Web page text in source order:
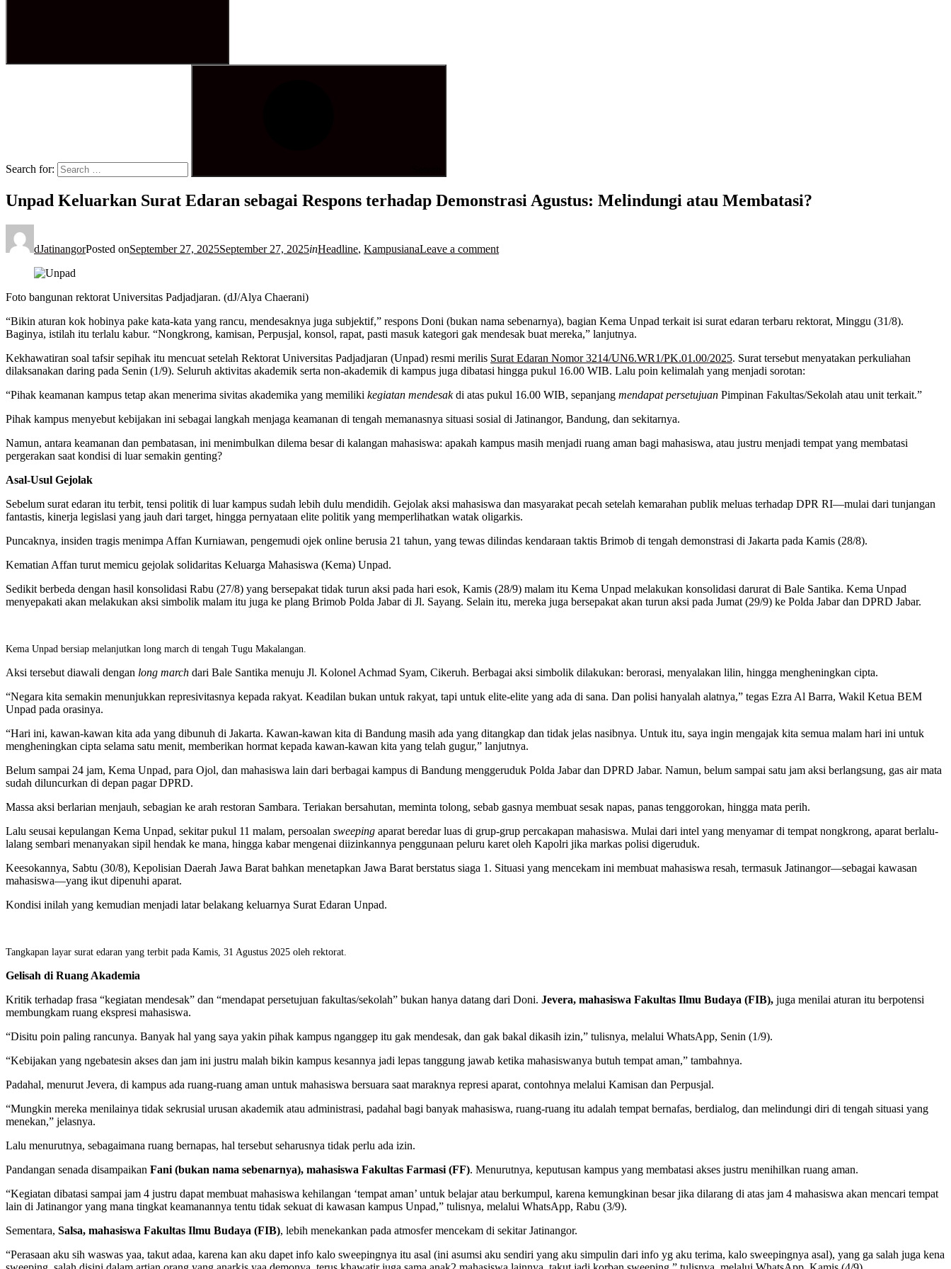
Search for:
Unpad Keluarkan Surat Edaran sebagai Respons terhadap Demonstrasi Agustus: Melindungi atau Membatasi?
dJatinangorPosted onSeptember 27, 2025September 27, 2025inHeadline, KampusianaLeave a comment
Foto bangunan rektorat Universitas Padjadjaran. (dJ/Alya Chaerani)
“Bikin aturan kok hobinya pake kata-kata yang rancu, mendesaknya juga subjektif,” respons Doni (bukan nama sebenarnya), bagian Kema Unpad terkait isi surat edaran terbaru rektorat, Minggu (31/8).
Baginya, istilah itu terlalu kabur. “Nongkrong, kamisan, Perpusjal, konsol, rapat, pasti masuk kategori gak mendesak buat mereka,” lanjutnya.
Kekhawatiran soal tafsir sepihak itu mencuat setelah Rektorat Universitas Padjadjaran (Unpad) resmi merilis Surat Edaran Nomor 3214/UN6.WR1/PK.01.00/2025. Surat tersebut menyatakan perkuliahan
dilaksanakan daring pada Senin (1/9). Seluruh aktivitas akademik serta non-akademik di kampus juga dibatasi hingga pukul 16.00 WIB. Lalu poin kelimalah yang menjadi sorotan:
“Pihak keamanan kampus tetap akan menerima sivitas akademika yang memiliki kegiatan mendesakdi atas pukul 16.00 WIB, sepanjang mendapat persetujuan Pimpinan Fakultas/Sekolah atau unit terkait.”
Pihak kampus menyebut kebijakan ini sebagai langkah menjaga keamanan di tengah memanasnya situasi sosial di Jatinangor, Bandung, dan sekitarnya.
Namun, antara keamanan dan pembatasan, ini menimbulkan dilema besar di kalangan mahasiswa: apakah kampus masih menjadi ruang aman bagi mahasiswa, atau justru menjadi tempat yang membatasi
pergerakan saat kondisi di luar semakin genting?
Asal-Usul Gejolak
Sebelum surat edaran itu terbit, tensi politik di luar kampus sudah lebih dulu mendidih. Gejolak aksi mahasiswa dan masyarakat pecah setelah kemarahan publik meluas terhadap DPR RI—mulai dari tunjangan
fantastis, kinerja legislasi yang jauh dari target, hingga pernyataan elite politik yang memperlihatkan watak oligarkis.
Puncaknya, insiden tragis menimpa Affan Kurniawan, pengemudi ojek online berusia 21 tahun, yang tewas dilindas kendaraan taktis Brimob di tengah demonstrasi di Jakarta pada Kamis (28/8).
Kematian Affan turut memicu gejolak solidaritas Keluarga Mahasiswa (Kema) Unpad.
Sedikit berbeda dengan hasil konsolidasi Rabu (27/8) yang bersepakat tidak turun aksi pada hari esok, Kamis (28/9) malam itu Kema Unpad melakukan konsolidasi darurat di Bale Santika. Kema Unpad
menyepakati akan melakukan aksi simbolik malam itu juga ke plang Brimob Polda Jabar di Jl. Sayang. Selain itu, mereka juga bersepakat akan turun aksi pada Jumat (29/9) ke Polda Jabar dan DPRD Jabar.
Kema Unpad bersiap melanjutkan long march di tengah Tugu Makalangan.
Aksi tersebut diawali dengan long march dari Bale Santika menuju Jl. Kolonel Achmad Syam, Cikeruh. Berbagai aksi simbolik dilakukan: berorasi, menyalakan lilin, hingga mengheningkan cipta.
“Negara kita semakin menunjukkan represivitasnya kepada rakyat. Keadilan bukan untuk rakyat, tapi untuk elite-elite yang ada di sana. Dan polisi hanyalah alatnya,” tegas Ezra Al Barra, Wakil Ketua BEM
Unpad pada orasinya.
“Hari ini, kawan-kawan kita ada yang dibunuh di Jakarta. Kawan-kawan kita di Bandung masih ada yang ditangkap dan tidak jelas nasibnya. Untuk itu, saya ingin mengajak kita semua malam hari ini untuk
mengheningkan cipta selama satu menit, memberikan hormat kepada kawan-kawan kita yang telah gugur,” lanjutnya.
Belum sampai 24 jam, Kema Unpad, para Ojol, dan mahasiswa lain dari berbagai kampus di Bandung menggeruduk Polda Jabar dan DPRD Jabar. Namun, belum sampai satu jam aksi berlangsung, gas air mata
sudah diluncurkan di depan pagar DPRD.
Massa aksi berlarian menjauh, sebagian ke arah restoran Sambara. Teriakan bersahutan, meminta tolong, sebab gasnya membuat sesak napas, panas tenggorokan, hingga mata perih.
Lalu seusai kepulangan Kema Unpad, sekitar pukul 11 malam, persoalan sweeping aparat beredar luas di grup-grup percakapan mahasiswa. Mulai dari intel yang menyamar di tempat nongkrong, aparat berlalu-
lalang sembari menanyakan sipil hendak ke mana, hingga kabar mengenai diizinkannya penggunaan peluru karet oleh Kapolri jika markas polisi digeruduk.
Keesokannya, Sabtu (30/8), Kepolisian Daerah Jawa Barat bahkan menetapkan Jawa Barat berstatus siaga 1. Situasi yang mencekam ini membuat mahasiswa resah, termasuk Jatinangor—sebagai kawasan
mahasiswa—yang ikut dipenuhi aparat.
Kondisi inilah yang kemudian menjadi latar belakang keluarnya Surat Edaran Unpad.
Tangkapan layar surat edaran yang terbit pada Kamis, 31 Agustus 2025 oleh rektorat.
Gelisah di Ruang Akademia
Kritik terhadap frasa “kegiatan mendesak” dan “mendapat persetujuan fakultas/sekolah” bukan hanya datang dari Doni. Jevera, mahasiswa Fakultas Ilmu Budaya (FIB), juga menilai aturan itu berpotensi
membungkam ruang ekspresi mahasiswa.
“Disitu poin paling rancunya. Banyak hal yang saya yakin pihak kampus nganggep itu gak mendesak, dan gak bakal dikasih izin,” tulisnya, melalui WhatsApp, Senin (1/9).
“Kebijakan yang ngebatesin akses dan jam ini justru malah bikin kampus kesannya jadi lepas tanggung jawab ketika mahasiswanya butuh tempat aman,” tambahnya.
Padahal, menurut Jevera, di kampus ada ruang-ruang aman untuk mahasiswa bersuara saat maraknya represi aparat, contohnya melalui Kamisan dan Perpusjal.
“Mungkin mereka menilainya tidak sekrusial urusan akademik atau administrasi, padahal bagi banyak mahasiswa, ruang-ruang itu adalah tempat bernafas, berdialog, dan melindungi diri di tengah situasi yang
menekan,” jelasnya.
Lalu menurutnya, sebagaimana ruang bernapas, hal tersebut seharusnya tidak perlu ada izin.
Pandangan senada disampaikan Fani (bukan nama sebenarnya), mahasiswa Fakultas Farmasi (FF). Menurutnya, keputusan kampus yang membatasi akses justru menihilkan ruang aman.
“Kegiatan dibatasi sampai jam 4 justru dapat membuat mahasiswa kehilangan ‘tempat aman’ untuk belajar atau berkumpul, karena kemungkinan besar jika dilarang di atas jam 4 mahasiswa akan mencari tempat
lain di Jatinangor yang mana tingkat keamanannya tentu tidak sekuat di kawasan kampus Unpad,” tulisnya, melalui WhatsApp, Rabu (3/9).
Sementara, Salsa, mahasiswa Fakultas Ilmu Budaya (FIB), lebih menekankan pada atmosfer mencekam di sekitar Jatinangor.
“Perasaan aku sih waswas yaa, takut adaa, karena kan aku dapet info kalo sweepingnya itu asal (ini asumsi aku sendiri yang aku simpulin dari info yg aku terima, kalo sweepingnya asal), yang ga salah juga kena